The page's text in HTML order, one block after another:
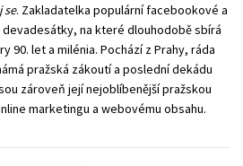
se. Zakladatelka populární facebookové a
na které dlouhodobě sbírá
90. let a milénia. Pochází z Prahy, ráda
pražská zákoutí a poslední dekádu
zároveň její nejoblíbenější pražskou
marketingu a webovému obsahu.